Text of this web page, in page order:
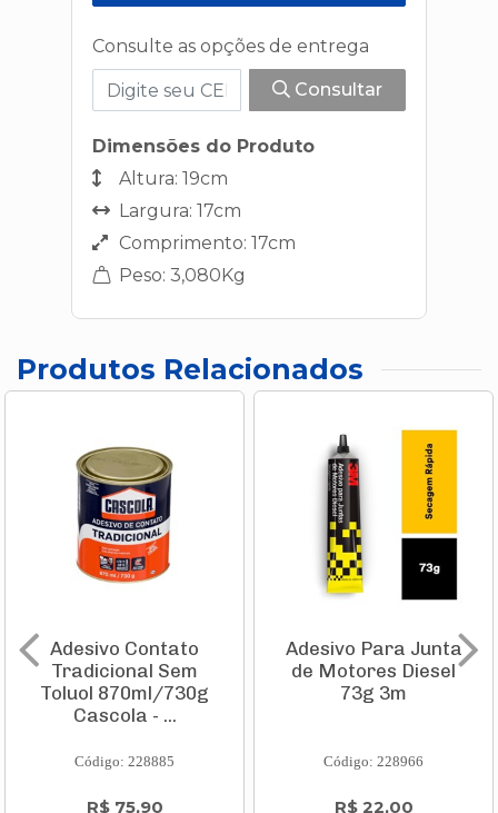
Consulte as opções de entrega
Consultar
Dimensões do Produto
Altura: 19cm
Largura: 17cm
Comprimento: 17cm
Peso: 3,080Kg
Produtos Relacionados
Adesivo Contato
Tradicional Sem
Toluol 870ml/730g
Cascola - ...
Código: 228885
R$ 75,90
Adesivo Para Junta
de Motores Diesel
73g 3m
Código: 228966
R$ 22,00